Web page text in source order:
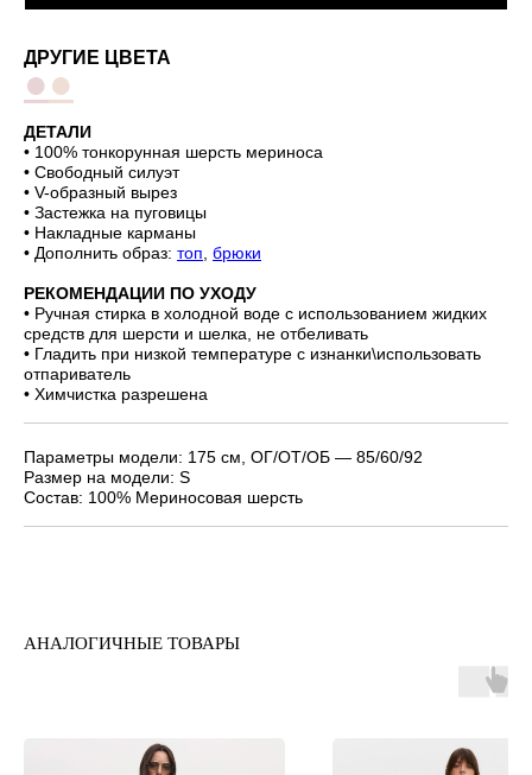
ДРУГИЕ ЦВЕТА
●●
ДЕТАЛИ
• 100% тонкорунная шерсть мериноса
• Свободный силуэт
• V-образный вырез
• Застежка на пуговицы
• Накладные карманы
• Дополнить образ: топ брюки
РЕКОМЕНДАЦИИ ПО УХОДУ
• Ручная стирка в холодной воде с использованием жидких
средств для шерсти и шелка, не отбеливать
• Гладить при низкой температуре с изнанки\использовать
отпариватель
• Химчистка разрешена
Параметры модели: 175 см, ОГ/ОТ/ОБ — 85/60/92
Размер на модели: S
Состав: 100% Мериносовая шерсть
АНАЛОГИЧНЫЕ ТОВАРЫ